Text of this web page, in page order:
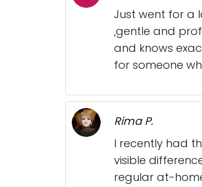
Just went for a
,gentle and
and knows
for someone
Rima P.
I recently had
visible
regular at-